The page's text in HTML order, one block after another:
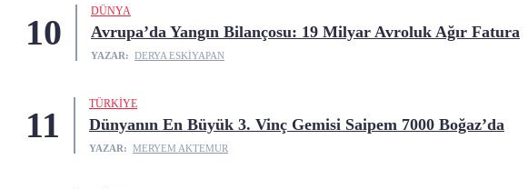
10
DÜNYA
Avrupa’da Yangın Bilançosu: 19 Milyar Avroluk Ağır Fatura
YAZAR: DERYA ESKIYAPAN
11
TÜRKIYE
Dünyanın En Büyük 3. Vinç Gemisi Saipem 7000 Boğaz’da
YAZAR: MERYEM AKTEMUR